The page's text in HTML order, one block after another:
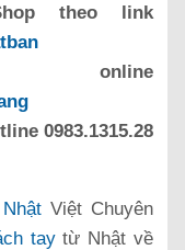
theo link
online
0983.1315.28
Việt Chuyên
taytừ Nhật về